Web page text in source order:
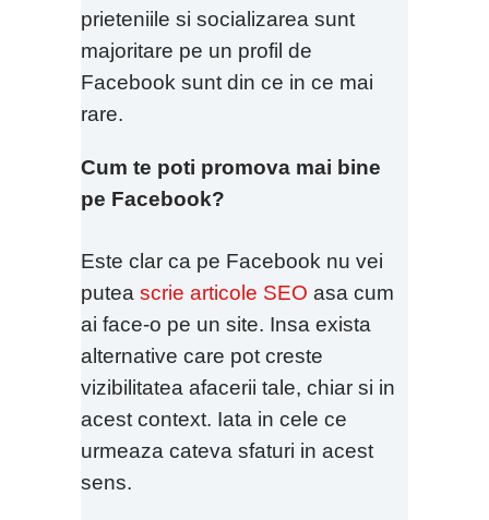
prieteniile si socializarea sunt
majoritare pe un profil de
Facebook sunt din ce in ce mai
rare.
Cum te poti promova mai bine
pe Facebook?
Este clar ca pe Facebook nu vei
putea scrie articole SEO asa cum
ai face-o pe un site. Insa exista
alternative care pot creste
vizibilitatea afacerii tale, chiar si in
acest context. Iata in cele ce
urmeaza cateva sfaturi in acest
sens.